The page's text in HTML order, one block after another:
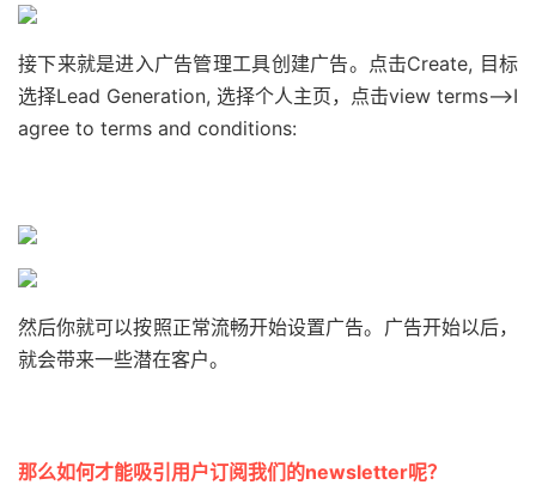
接下来就是进入广告管理工具创建广告。 点击Create, 目标
选择Lead Generation, 选择个人主页，点击view terms–>I
agree to terms and conditions:
然后你就可以按照正常流畅开始设置广告。 广告开始以后，
就会带来一些潜在客户。
那么如何才能吸引用户订阅我们的newsletter呢？